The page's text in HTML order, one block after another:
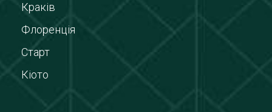
Краків
Флоренція
Старт
Кіото